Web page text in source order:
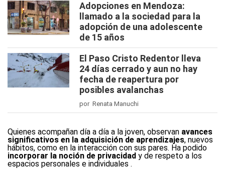
Adopciones en Mendoza:
llamado a la sociedad para la
adopción de una adolescente
de 15 años
El Paso Cristo Redentor lleva
24 días cerrado y aun no hay
fecha de reapertura por
posibles avalanchas
por Renata Manuchi
Quienes acompañan día a día a la joven, observan avances
significativos en la adquisición de aprendizajes, nuevos
hábitos, como en la interacción con sus pares. Ha podido
incorporar la noción de privacidad y de respeto a los
espacios personales e individuales .